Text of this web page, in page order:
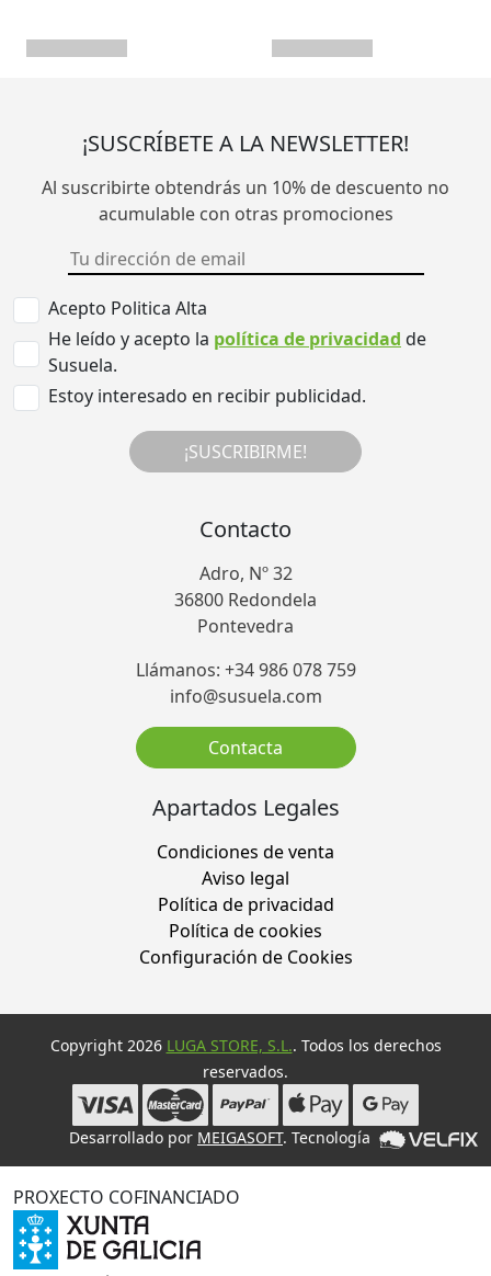
¡SUSCRÍBETE A LA NEWSLETTER!
Al suscribirte obtendrás un 10% de descuento no
acumulable con otras promociones
Acepto Politica Alta
He leído y acepto la política de privacidad de
Susuela.
Estoy interesado en recibir publicidad.
¡SUSCRIBIRME!
Contacto
Adro, Nº 32
36800 Redondela
Pontevedra
Llámanos: +34 986 078 759
info@susuela.com
Contacta
Apartados Legales
Condiciones de venta
Aviso legal
Política de privacidad
Política de cookies
Configuración de Cookies
Copyright 2026 LUGA STORE, S.L.. Todos los derechos
reservados.
Desarrollado por MEIGASOFT. Tecnología
PROXECTO COFINANCIADO